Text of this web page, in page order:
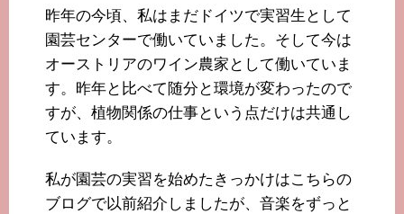
昨年の今頃、私はまだドイツで実習生として
園芸センターで働いていました。そして今は
オーストリアのワイン農家として働いていま
す。昨年と比べて随分と環境が変わったので
すが、植物関係の仕事という点だけは共通し
ています。
私が園芸の実習を始めたきっかけはこちらの
ブログで以前紹介しましたが、音楽をずっと